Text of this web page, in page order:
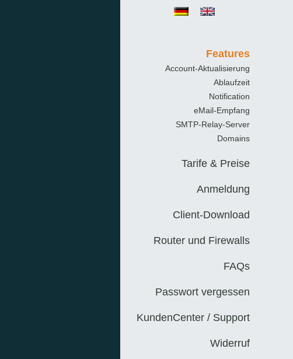
Features
Account-Aktualisierung
Ablaufzeit
Notification
eMail-Empfang
SMTP-Relay-Server
Domains
Tarife & Preise
Anmeldung
Client-Download
Router und Firewalls
FAQs
Passwort vergessen
KundenCenter / Support
Widerruf